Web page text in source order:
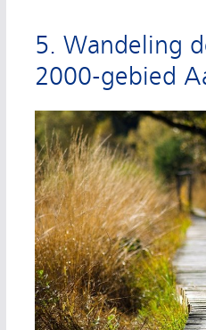
5. Wandeling
2000-gebied